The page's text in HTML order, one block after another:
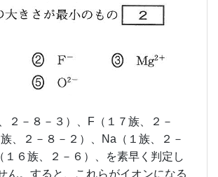
２－８－３）、F（１７族、２－
、２－８－２）、Na（１族、２－
１６族、２－６）、を素早く判定し
ん。すると、これらがイオンになる